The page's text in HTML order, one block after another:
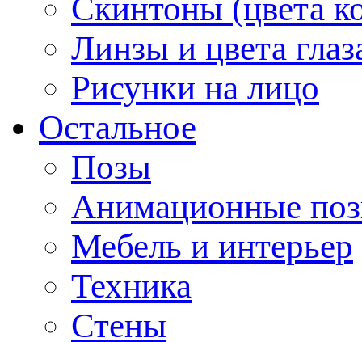
Скинтоны (цвета
Линзы и цвета
Рисунки на лицо
Остальное
Позы
Анимационные
Мебель и интерьер
Техника
Стены